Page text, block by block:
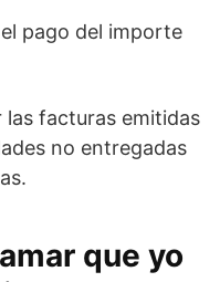
pago del importe
facturas emitidas
no entregadas
que yo